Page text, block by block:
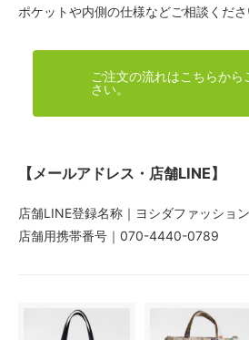
ポケットや内側の仕様などご相談くださ
ご注文の流れはこちらから
さい。
【メールアドレス・店舗LINE】
店舗LINE登録名称｜ヨシダファッショ
店舗用携帯番号｜070-4440-0789